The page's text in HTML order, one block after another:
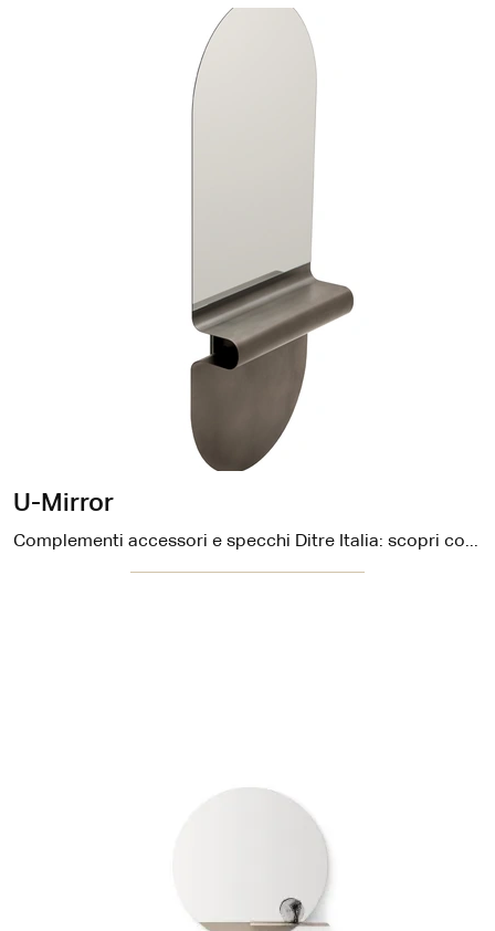
U-Mirror
Complementi accessori e specchi Ditre Italia: scopri come impreziosire i tuoi spazi design con il modello U-Mirror.